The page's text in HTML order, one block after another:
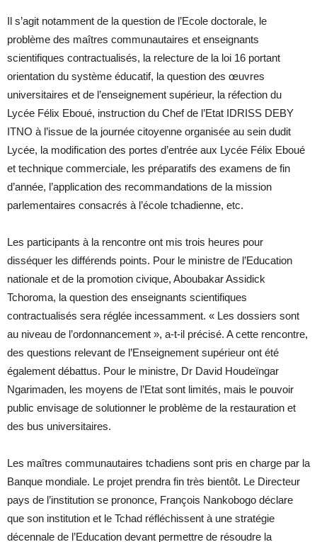
Il s’agit notamment de la question de l’Ecole doctorale, le
problème des maîtres communautaires et enseignants
scientifiques contractualisés, la relecture de la loi 16 portant
orientation du système éducatif, la question des œuvres
universitaires et de l’enseignement supérieur, la réfection du
Lycée Félix Eboué, instruction du Chef de l’Etat IDRISS DEBY
ITNO à l’issue de la journée citoyenne organisée au sein dudit
Lycée, la modification des portes d’entrée aux Lycée Félix Eboué
et technique commerciale, les préparatifs des examens de fin
d’année, l’application des recommandations de la mission
parlementaires consacrés à l’école tchadienne, etc.
Les participants à la rencontre ont mis trois heures pour
disséquer les différends points. Pour le ministre de l’Education
nationale et de la promotion civique, Aboubakar Assidick
Tchoroma, la question des enseignants scientifiques
contractualisés sera réglée incessamment. « Les dossiers sont
au niveau de l’ordonnancement », a-t-il précisé. A cette rencontre,
des questions relevant de l’Enseignement supérieur ont été
également débattus. Pour le ministre, Dr David Houdeïngar
Ngarimaden, les moyens de l’Etat sont limités, mais le pouvoir
public envisage de solutionner le problème de la restauration et
des bus universitaires.
Les maîtres communautaires tchadiens sont pris en charge par la
Banque mondiale. Le projet prendra fin très bientôt. Le Directeur
pays de l’institution se prononce, François Nankobogo déclare
que son institution et le Tchad réfléchissent à une stratégie
décennale de l’Education devant permettre de résoudre la